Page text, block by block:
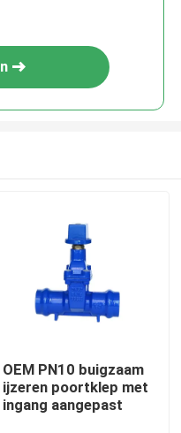
OEM PN10 buigzaam
ijzeren poortklep met
ingang aangepast